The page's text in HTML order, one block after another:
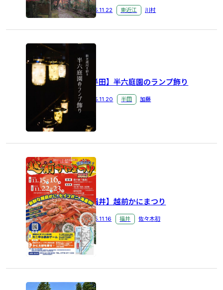
2025.11.22 東近江 川村
【半田】半六庭園のランプ飾り
2025.11.20 半田 加藤
【福井】越前かにまつり
2025.11.16 福井 佐々木初